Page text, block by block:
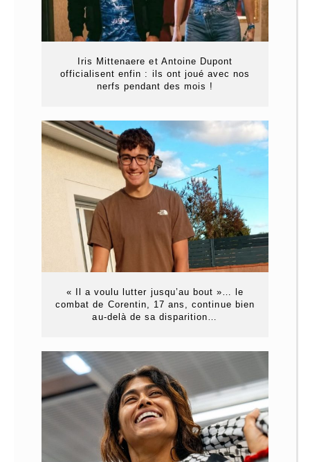
Iris Mittenaere et Antoine Dupont
officialisent enfin : ils ont joué avec nos
nerfs pendant des mois !
« Il a voulu lutter jusqu’au bout »… le
combat de Corentin, 17 ans, continue bien
au-delà de sa disparition…